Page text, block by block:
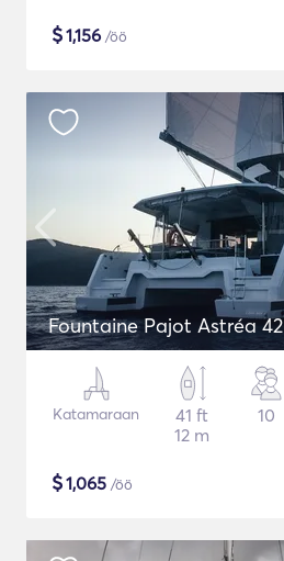
$1,156 /öö
Fountaine Pajot Astréa 42
Katamaraan
41 ft
12 m
10
$1,065 /öö